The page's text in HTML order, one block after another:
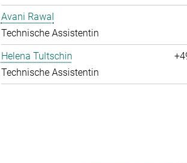
Avani Rawal
Technische Assistentin
Helena Tultschin
Technische Assistentin